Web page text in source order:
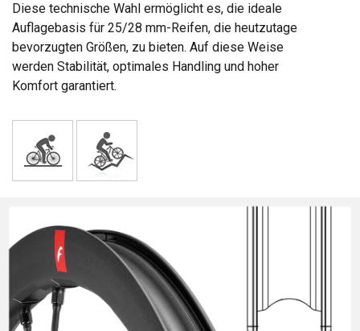
Diese technische Wahl ermöglicht es, die ideale
Auflagebasis für 25/28 mm-Reifen, die heutzutage
bevorzugten Größen, zu bieten. Auf diese Weise
werden Stabilität, optimales Handling und hoher
Komfort garantiert.